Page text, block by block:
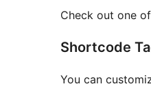
Check out one
Shortcode
You can